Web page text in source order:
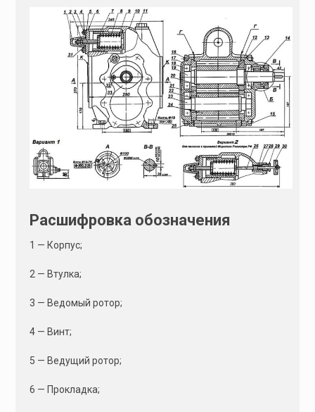
Расшифровка обозначения
1 — Корпус;
2 — Втулка;
3 — Ведомый ротор;
4 — Винт;
5 — Ведущий ротор;
6 — Прокладка;